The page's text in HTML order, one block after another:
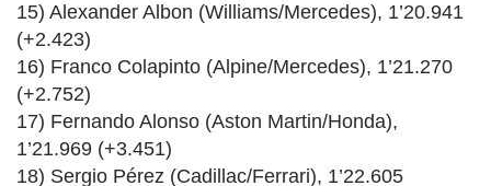
15) Alexander Albon (Williams/Mercedes), 1’20.941
(+2.423)
16) Franco Colapinto (Alpine/Mercedes), 1’21.270
(+2.752)
17) Fernando Alonso (Aston Martin/Honda),
1’21.969 (+3.451)
18) Sergio Pérez (Cadillac/Ferrari), 1’22.605